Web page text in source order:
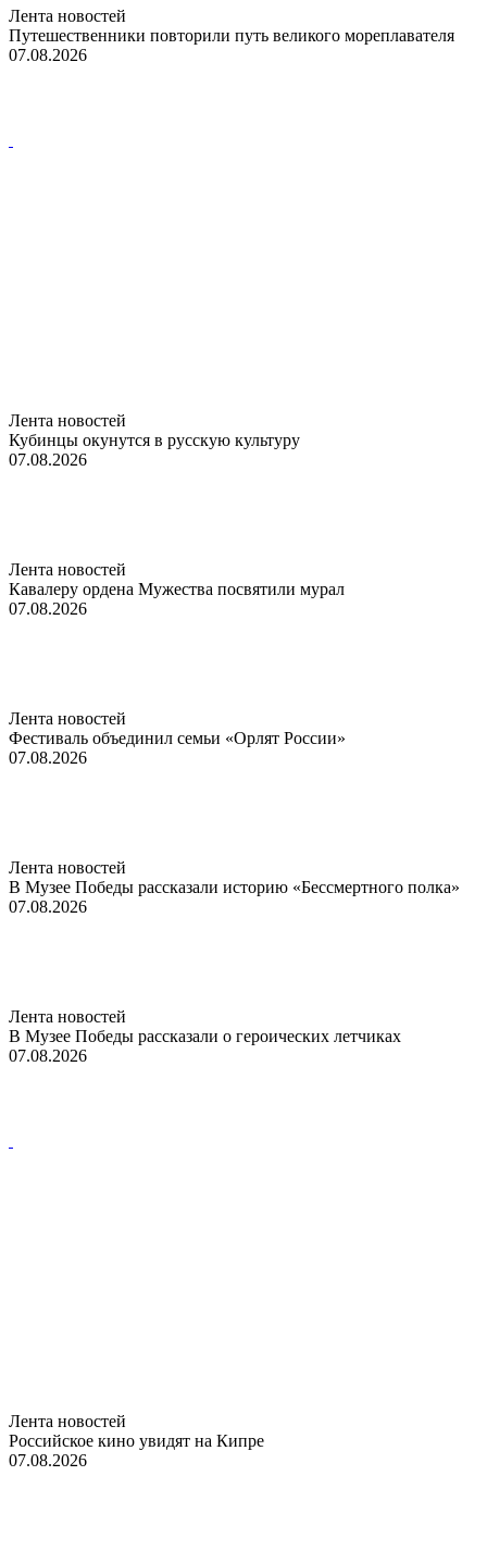
Лента новостей
Путешественники повторили путь великого мореплавателя
07.08.2026
Лента новостей
Кубинцы окунутся в русскую культуру
07.08.2026
Лента новостей
Кавалеру ордена Мужества посвятили мурал
07.08.2026
Лента новостей
Фестиваль объединил семьи «Орлят России»
07.08.2026
Лента новостей
В Музее Победы рассказали историю «Бессмертного полка»
07.08.2026
Лента новостей
В Музее Победы рассказали о героических летчиках
07.08.2026
Лента новостей
Российское кино увидят на Кипре
07.08.2026